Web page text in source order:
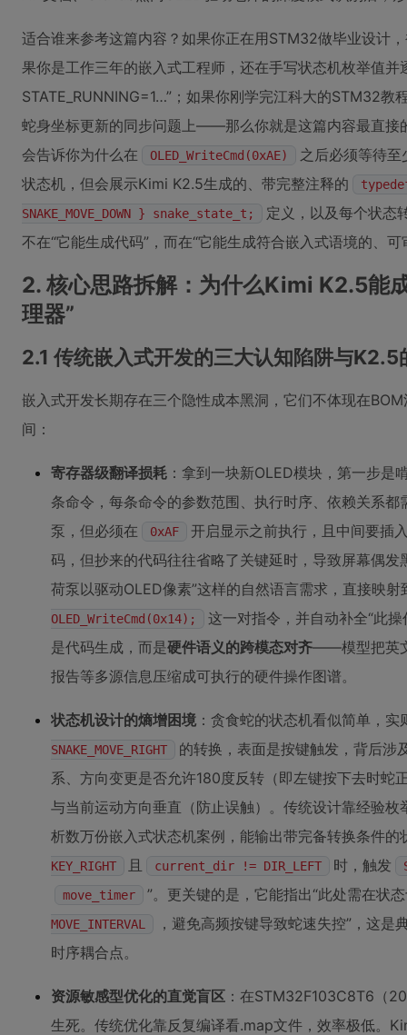
适合谁来参考这篇内容？如果你正在用STM32做毕业设计
果你是工作三年的嵌入式工程师，还在手写状态机枚举值并
STATE_RUNNING=1…”；如果你刚学完江科大的STM32教
蛇身坐标更新的同步问题上——那么你就是这篇内容最直接
会告诉你为什么在
OLED_WriteCmd(0xAE)
之后必须等待
状态机，但会展示Kimi K2.5生成的、带完整注释的
SNAKE_MOVE_DOWN } snake_state_t;
定义，以及每个状态
不在“它能生成代码”，而在“它能生成符合嵌入式语境的、
2. 核心思路拆解：为什么Kimi K2.5能
理器”
2.1 传统嵌入式开发的三大认知陷阱与K2.5
嵌入式开发长期存在三个隐性成本黑洞，它们不体现在
间：
寄存器级翻译损耗 ：拿到一块新OLED模块，第一步是
条命令，每条命令的参数范围、执行时序、依赖关系都
泵，但必须在
0xAF
开启显示之前执行，且中间要插
码，但抄来的代码往往省略了关键延时，导致屏幕偶
荷泵以驱动OLED像素”这样的自然语言需求，直接映射
OLED_WriteCmd(0x14);
这一对指令，并自动补全“此
是代码生成，而是硬件语义的跨模态对齐——模型把英
报告等多源信息压缩成可执行的硬件操作图谱。
状态机设计的熵增困境 ：贪食蛇的状态机看似简单，实
SNAKE_MOVE_RIGHT
的转换，表面是按键触发，背后涉
系、方向变更是否允许180度反转（即左键按下去时蛇
与当前运动方向垂直（防止误触）。传统设计靠经验
析数万份嵌入式状态机案例，能输出带完备转换条件的
KEY_RIGHT 且 current_dir != DIR_LEFT 时，触发
move_timer
”。更关键的是，它能指出“此处需在状
MOVE_INTERVAL
，避免高频按键导致蛇速失控”，这
时序耦合点。
资源敏感型优化的直觉盲区 ：在STM32F103C8T6（
生死。传统优化靠反复编译看.map文件，效率极低。